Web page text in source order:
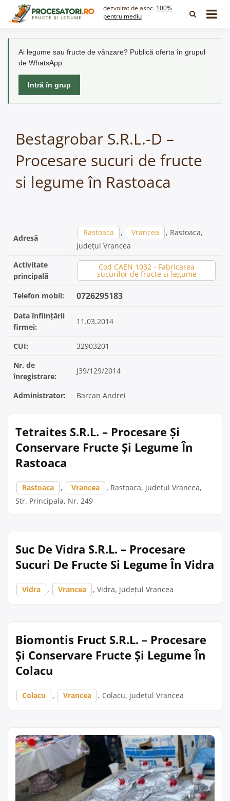
dezvoltat de asoc. 100%
pentru mediu
Ai legume sau fructe de vânzare? Publică oferta în grupul
de WhatsApp.
Intră în grup
Bestagrobar S.R.L.-D –
Procesare sucuri de fructe
si legume în Rastoaca
Adresă
Rastoaca , Vrancea
, Rastoaca,
județul Vrancea
Activitate
principală
Cod CAEN 1032 - Fabricarea
sucurilor de fructe si legume
Telefon mobil: 0726295183
Data înființării
firmei:
11.03.2014
CUI:
32903201
Nr. de
înregistrare:
J39/129/2014
Administrator: Barcan Andrei
Tetraites S.R.L. – Procesare Și
Conservare Fructe Și Legume În
Rastoaca
Rastoaca , Vrancea
, Rastoaca, județul Vrancea,
Str. Principala, Nr. 249
Suc De Vidra S.R.L. – Procesare
Sucuri De Fructe Si Legume În Vidra
Vidra , Vrancea , Vidra, județul Vrancea
Biomontis Fruct S.R.L. – Procesare
Și Conservare Fructe Și Legume În
Colacu
Colacu , Vrancea , Colacu, județul Vrancea